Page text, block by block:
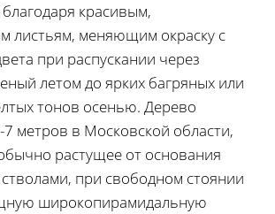
красивым,
листьям, меняющим окраску с
при распускании через
летом до ярких багряных или
тонов осенью. Дерево
метров в Московской области,
растущее от основания
при свободном стоянии
широкопирамидальную